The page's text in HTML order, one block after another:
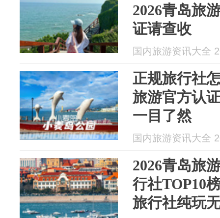
2026青岛旅
证请查收
国内旅游资讯大全
正规旅行社
旅游官方认
一目了然
国内旅游资讯大全
2026青岛旅
行社TOP10
旅行社纯玩